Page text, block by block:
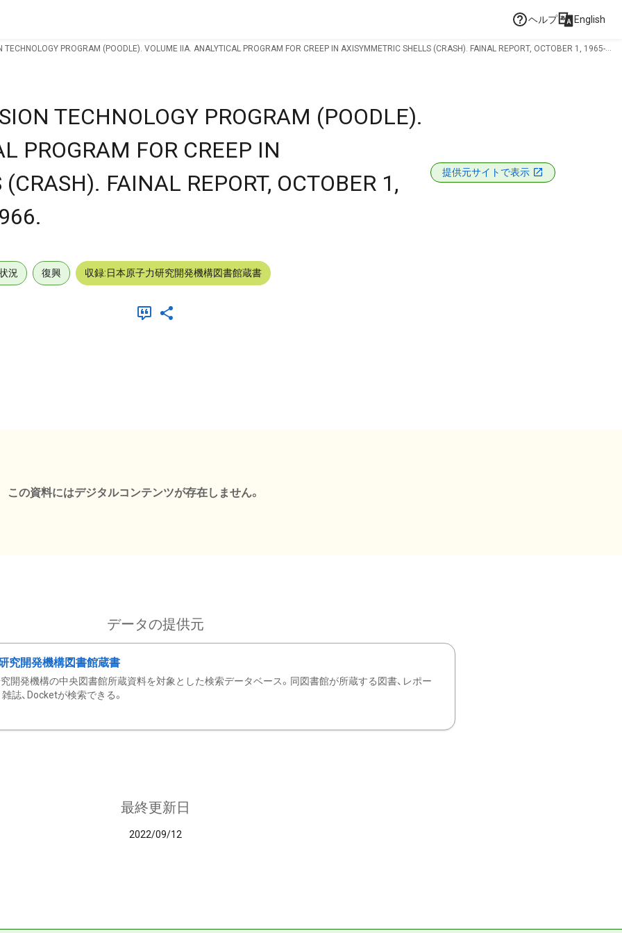
ヘルプ English
TECHNOLOGY PROGRAM (POODLE). VOLUME IIA. ANALYTICAL PROGRAM FOR CREEP IN AXISYMMETRIC SHELLS (CRASH). FAINAL REPORT, OCTOBER 1, 1965-
TECHNOLOGY PROGRAM (POODLE).
PROGRAM FOR CREEP IN
FAINAL REPORT, OCTOBER 1,
提供元サイトで表示
況 復興 収録:日本原子力研究開発機構図書館蔵書
この資料にはデジタルコンテンツが存在しません。
データの提供元
究開発機構図書館蔵書
開発機構の中央図書館所蔵資料を対象とした検索データベース。同図書館が所蔵する図書、レポー
雑誌、Docketが検索できる。
最終更新日
2022/09/12